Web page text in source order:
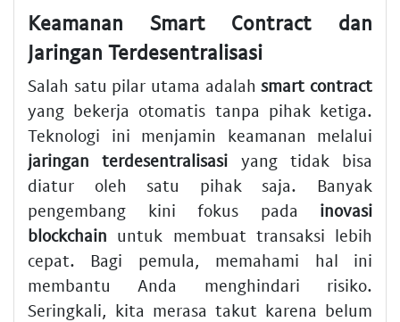
Keamanan Smart Contract dan
Jaringan Terdesentralisasi
Salah satu pilar utama adalahsmart contract
yang bekerja otomatis tanpa pihak ketiga.
Teknologi ini menjamin keamanan melalui
jaringan terdesentralisasi yang tidak bisa
diatur oleh satu pihak saja. Banyak
pengembang kini fokus pada inovasi
blockchain untuk membuat transaksi lebih
cepat. Bagi pemula, memahami hal ini
membantu Anda menghindari risiko.
Seringkali, kita merasa takut karena belum